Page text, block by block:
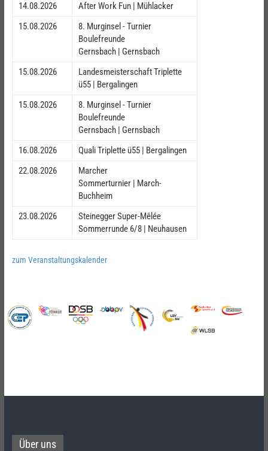
14.08.2026
After Work Fun | Mühlacker
15.08.2026
8. Murginsel - Turnier
Boulefreunde
Gernsbach | Gernsbach
15.08.2026
Landesmeisterschaft Triplette
ü55 | Bergalingen
15.08.2026
8. Murginsel - Turnier
Boulefreunde
Gernsbach | Gernsbach
16.08.2026
Quali Triplette ü55 | Bergalingen
22.08.2026
Marcher
Sommerturnier | March-
Buchheim
23.08.2026
Steinegger Super-Mêlée
Sommerrunde 6/8 | Neuhausen
zum Veranstaltungskalender
Über uns